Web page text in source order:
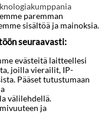
sijaitsee?
ja on
Psalidissa?
Psalidi
usein raikas tuuli,
paremman
sisältöä ja mainoksia.
seuraavasti:
evästeitä laitteellesi
joilla vierailit, IP-
Pääset tutustumaan
välilehdellä.
ja